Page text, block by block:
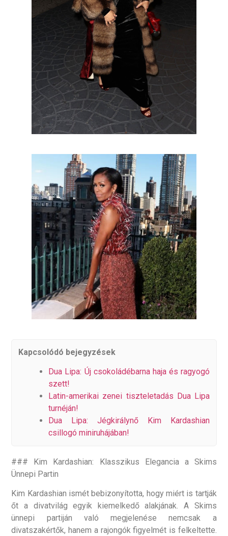
Kapcsolódó bejegyzések
Dua Lipa: Új csokoládébarna haja és ragyogó
szett!
Latin-amerikai zenei tiszteletadás Dua Lipa
turnéján!
Dua Lipa: Jégkirálynő Kim Kardashian
csillogó miniruhájában!
### Kim Kardashian: Klasszikus Elegancia a Skims
Ünnepi Partin
Kim Kardashian ismét bebizonyította, hogy miért is tartják
őt a divatvilág egyik kiemelkedő alakjának. A Skims
ünnepi partiján való megjelenése nemcsak a
divatszakértők, hanem a rajongók figyelmét is felkeltette.